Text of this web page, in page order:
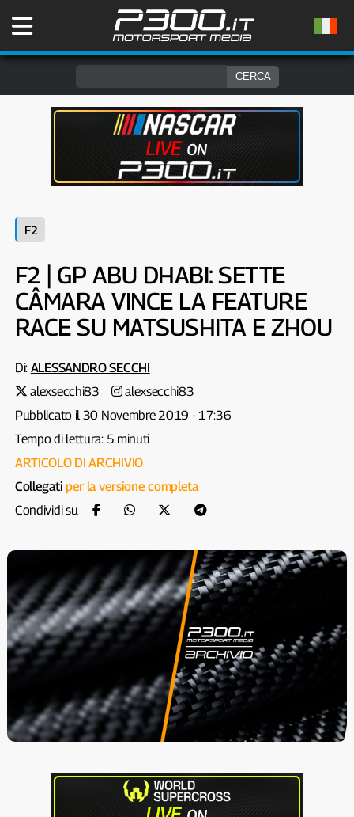
F2
F2 | GP ABU DHABI: SETTE
CÂMARA VINCE LA FEATURE
RACE SU MATSUSHITA E ZHOU
Di: ALESSANDRO SECCHI
alexsecchi83
alexsecchi83
Pubblicato il 30 Novembre 2019 - 17:36
Tempo di lettura: 5 minuti
ARTICOLO DI ARCHIVIO
Collegati per la versione completa
Condividi su